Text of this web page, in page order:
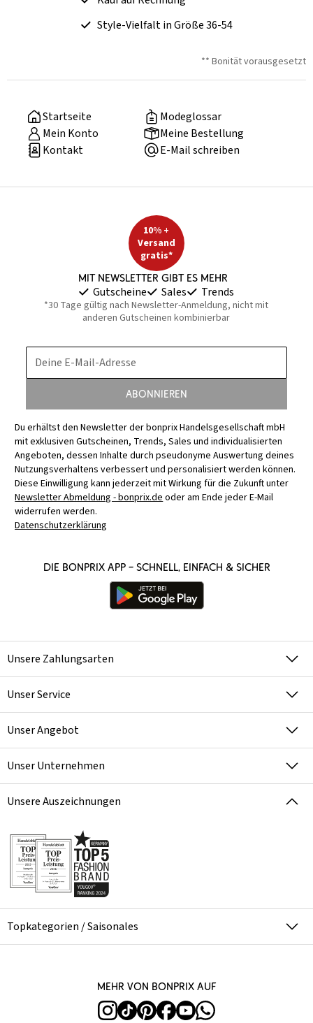
Style-Vielfalt in Größe 36-54
** Bonität vorausgesetzt
Startseite
Modeglossar
Mein Konto
Meine Bestellung
Kontakt
E-Mail schreiben
10% +
Versand
gratis*
Mit Newsletter gibt es mehr
Gutscheine Sales Trends
*30 Tage gültig nach Newsletter-Anmeldung, nicht mit
anderen Gutscheinen kombinierbar
Deine E-Mail-Adresse
Abonnieren
Du erhältst den Newsletter der bonprix Handelsgesellschaft mbH
mit exklusiven Gutscheinen, Trends, Sales und individualisierten
Angeboten, dessen Inhalte durch pseudonyme Auswertung deines
Nutzungsverhaltens verbessert und personalisiert werden können.
Diese Einwilligung kann jederzeit mit Wirkung für die Zukunft unter
Newsletter Abmeldung - bonprix.deoder am Ende jeder E-Mail
widerrufen werden.
Datenschutzerklärung
Die bonprix App – schnell, einfach & sicher
Unsere Zahlungsarten
Unser Service
Unser Angebot
Unser Unternehmen
Unsere Auszeichnungen
Topkategorien / Saisonales
Mehr von bonprix auf